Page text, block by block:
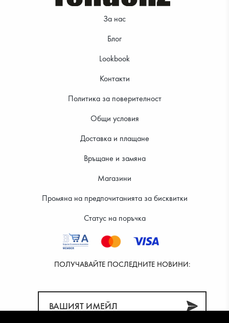
За нас
Блог
Lookbook
Контакти
Политика за поверителност
Общи условия
Доставка и плащане
Връщане и замяна
Магазини
Промяна на предпочитанията за бисквитки
Статус на поръчка
ПОЛУЧАВАЙТЕ ПОСЛЕДНИТЕ НОВИНИ: